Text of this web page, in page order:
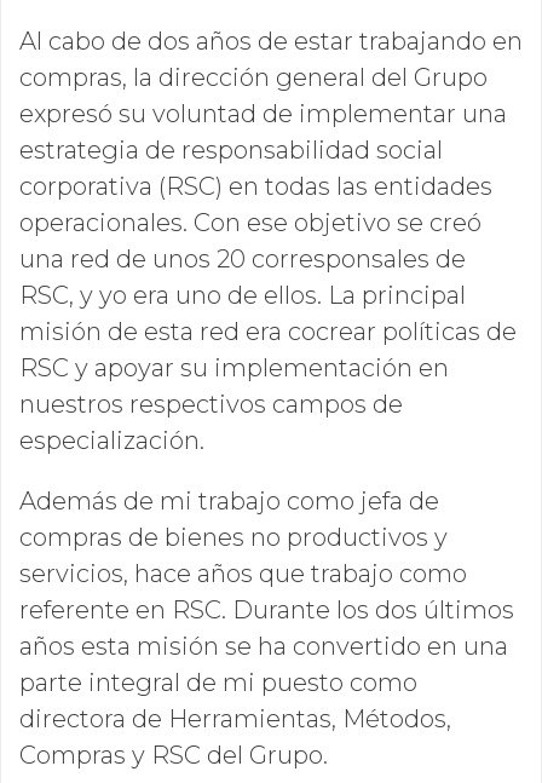
Al cabo de dos años de estar trabajando en
compras, la dirección general del Grupo
expresó su voluntad de implementar una
estrategia de responsabilidad social
corporativa (RSC) en todas las entidades
operacionales. Con ese objetivo se creó
una red de unos 20 corresponsales de
RSC, y yo era uno de ellos. La principal
misión de esta red era cocrear políticas de
RSC y apoyar su implementación en
nuestros respectivos campos de
especialización.
Además de mi trabajo como jefa de
compras de bienes no productivos y
servicios, hace años que trabajo como
referente en RSC. Durante los dos últimos
años esta misión se ha convertido en una
parte integral de mi puesto como
directora de Herramientas, Métodos,
Compras y RSC del Grupo.